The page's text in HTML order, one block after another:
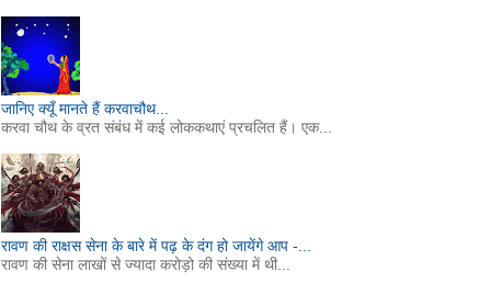
जानिए क्यूँ मानते हैं करवाचौथ...
करवा चौथ के व्रत संबंध में कई लोककथाएं प्रचलित हैं। एक...
रावण की राक्षस सेना के बारे में पढ़ के दंग हो जायेंगे आप -...
रावण की सेना लाखों से ज्यादा करोड़ो की संख्या में थी...